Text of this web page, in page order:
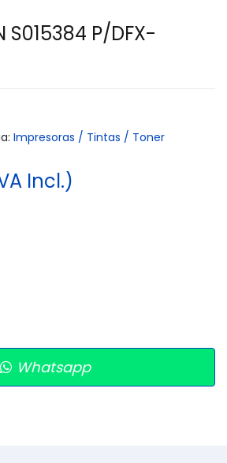
S015384 P/DFX-
Impresoras / Tintas / Toner
Incl.)
Whatsapp